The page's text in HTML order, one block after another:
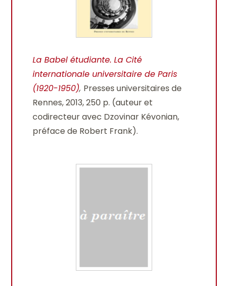
La Babel étudiante. La Cité
internationale universitaire de Paris
(1920-1950), Presses universitaires de
Rennes, 2013, 250 p. (auteur et
codirecteur avec Dzovinar Kévonian,
préface de Robert Frank).